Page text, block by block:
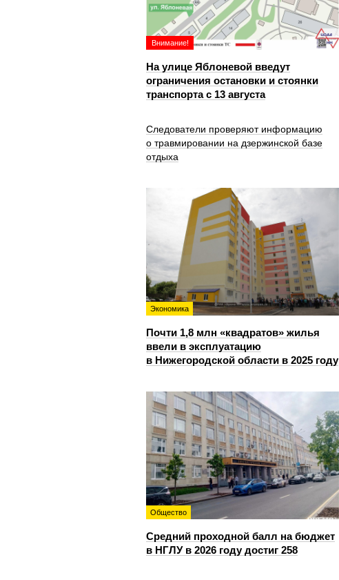
Внимание!
На улице Яблоневой введут
ограничения остановки и стоянки
транспорта с 13 августа
Следователи проверяют информацию
о травмировании на дзержинской базе
отдыха
Экономика
Почти 1,8 млн «квадратов» жилья
ввели в эксплуатацию
в Нижегородской области в 2025 году
Общество
Средний проходной балл на бюджет
в НГЛУ в 2026 году достиг 258